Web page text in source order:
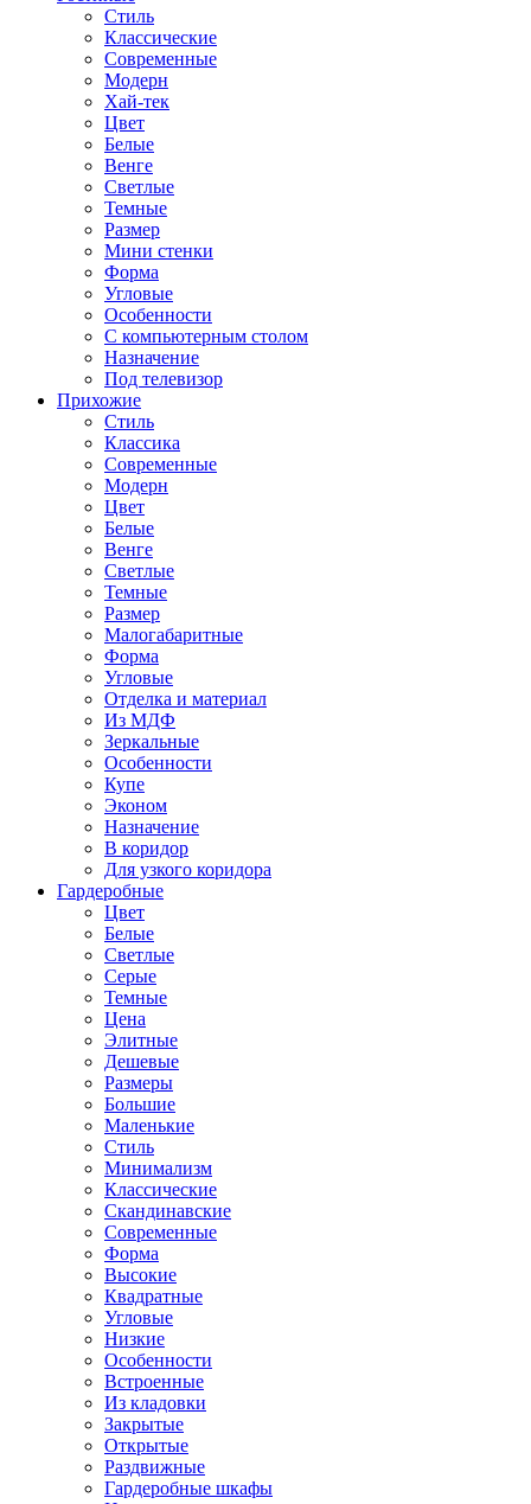
Стиль
Классические
Современные
Модерн
Хай-тек
Цвет
Белые
Венге
Светлые
Темные
Размер
Мини стенки
Форма
Угловые
Особенности
С компьютерным столом
Назначение
Под телевизор
Прихожие
Стиль
Классика
Современные
Модерн
Цвет
Белые
Венге
Светлые
Темные
Размер
Малогабаритные
Форма
Угловые
Отделка и материал
Из МДФ
Зеркальные
Особенности
Купе
Эконом
Назначение
В коридор
Для узкого коридора
Гардеробные
Цвет
Белые
Светлые
Серые
Темные
Цена
Элитные
Дешевые
Размеры
Большие
Маленькие
Стиль
Минимализм
Классические
Скандинавские
Современные
Форма
Высокие
Квадратные
Угловые
Низкие
Особенности
Встроенные
Из кладовки
Закрытые
Открытые
Раздвижные
Гардеробные шкафы